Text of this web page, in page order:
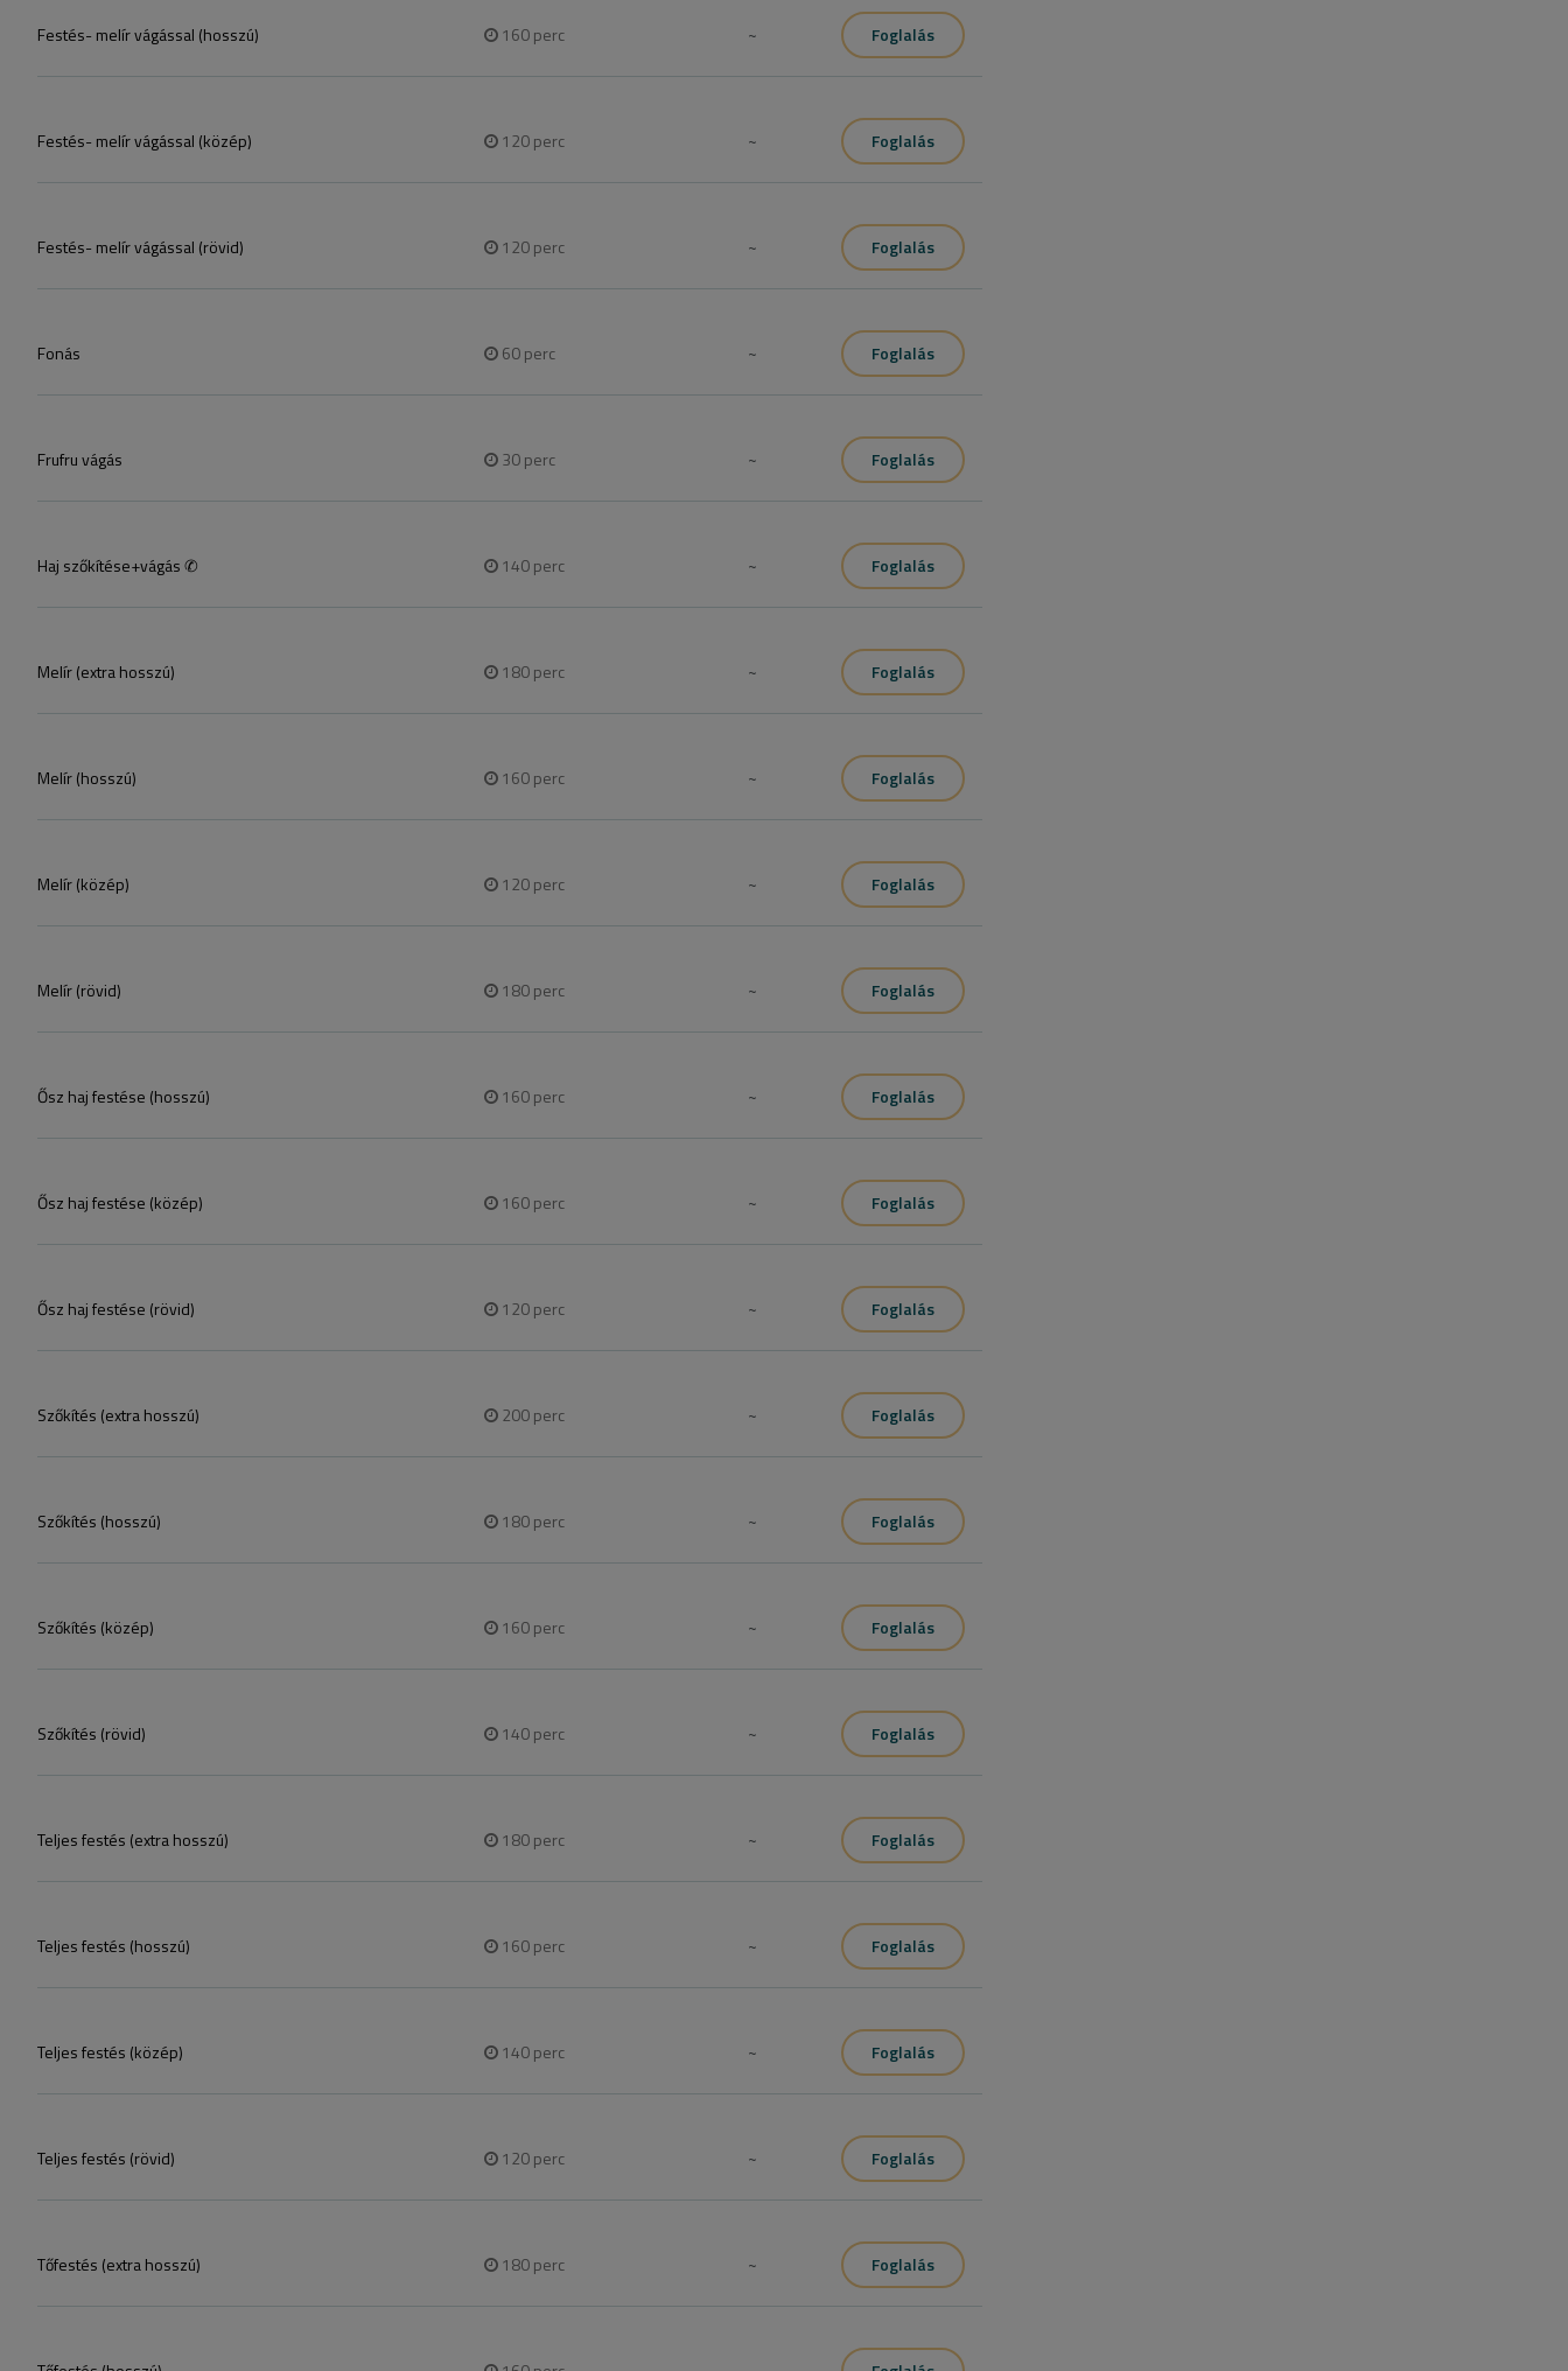
Festés- melír vágással (hosszú) 160perc ~ Foglalás
Festés- melír vágással (közép) 120perc ~ Foglalás
Festés- melír vágással (rövid) 120perc ~ Foglalás
Fonás 60perc ~ Foglalás
Frufru vágás 30perc ~ Foglalás
Haj szőkítése+vágás ✆ 140perc ~ Foglalás
Melír (extra hosszú) 180perc ~ Foglalás
Melír (hosszú) 160perc ~ Foglalás
Melír (közép) 120perc ~ Foglalás
Melír (rövid) 180perc ~ Foglalás
Ősz haj festése (hosszú) 160perc ~ Foglalás
Ősz haj festése (közép) 160perc ~ Foglalás
Ősz haj festése (rövid) 120perc ~ Foglalás
Szőkítés (extra hosszú) 200perc ~ Foglalás
Szőkítés (hosszú) 180perc ~ Foglalás
Szőkítés (közép) 160perc ~ Foglalás
Szőkítés (rövid) 140perc ~ Foglalás
Teljes festés (extra hosszú) 180perc ~ Foglalás
Teljes festés (hosszú) 160perc ~ Foglalás
Teljes festés (közép) 140perc ~ Foglalás
Teljes festés (rövid) 120perc ~ Foglalás
Tőfestés (extra hosszú) 180perc ~ Foglalás